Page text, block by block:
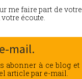
me faire part de votre
écoute.
mail.
abonner à ce blog et
article par e-mail.